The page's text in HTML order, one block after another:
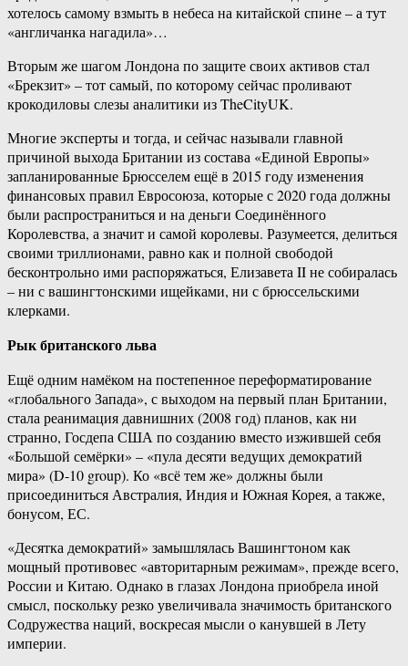
хотелось самому взмыть в небеса на китайской спине – а тут
«англичанка нагадила»…
Вторым же шагом Лондона по защите своих активов стал
«Брекзит» – тот самый, по которому сейчас проливают
крокодиловы слезы аналитики из TheCityUK.
Многие эксперты и тогда, и сейчас называли главной
причиной выхода Британии из состава «Единой Европы»
запланированные Брюсселем ещё в 2015 году изменения
финансовых правил Евросоюза, которые с 2020 года должны
были распространиться и на деньги Соединённого
Королевства, а значит и самой королевы. Разумеется, делиться
своими триллионами, равно как и полной свободой
бесконтрольно ими распоряжаться, Елизавета II не собиралась
– ни с вашингтонскими ищейками, ни с брюссельскими
клерками.
Рык британского льва
Ещё одним намёком на постепенное переформатирование
«глобального Запада», с выходом на первый план Британии,
стала реанимация давнишних (2008 год) планов, как ни
странно, Госдепа США по созданию вместо изжившей себя
«Большой семёрки» – «пула десяти ведущих демократий
мира» (D-10 group). Ко «всё тем же» должны были
присоединиться Австралия, Индия и Южная Корея, а также,
бонусом, ЕС.
«Десятка демократий» замышлялась Вашингтоном как
мощный противовес «авторитарным режимам», прежде всего,
России и Китаю. Однако в глазах Лондона приобрела иной
смысл, поскольку резко увеличивала значимость британского
Содружества наций, воскресая мысли о канувшей в Лету
империи.